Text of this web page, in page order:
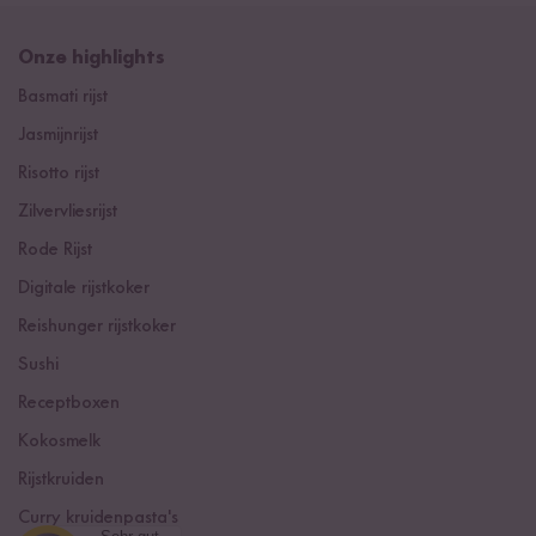
Onze highlights
Basmati rijst
Jasmijnrijst
Risotto rijst
Zilvervliesrijst
Rode Rijst
Digitale rijstkoker
Reishunger rijstkoker
Sushi
Receptboxen
Kokosmelk
Rijstkruiden
Curry kruidenpasta's